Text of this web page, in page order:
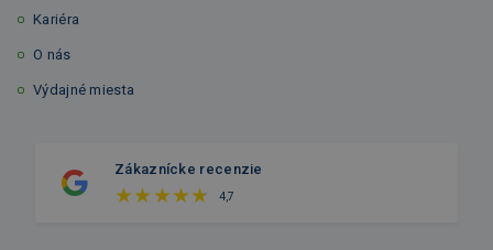
Kariéra
O nás
Výdajné miesta
Zákaznícke recenzie
4,7